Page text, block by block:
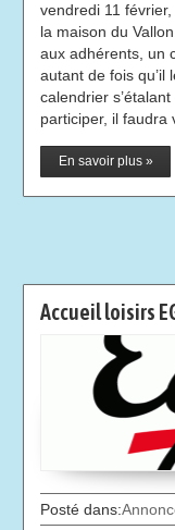
vendredi 11
la maison du
aux adhérents, un
autant de fois qu’il
calendrier
participer, il faudra
En savoir plus »
Accueil loisirs
Posté dans: